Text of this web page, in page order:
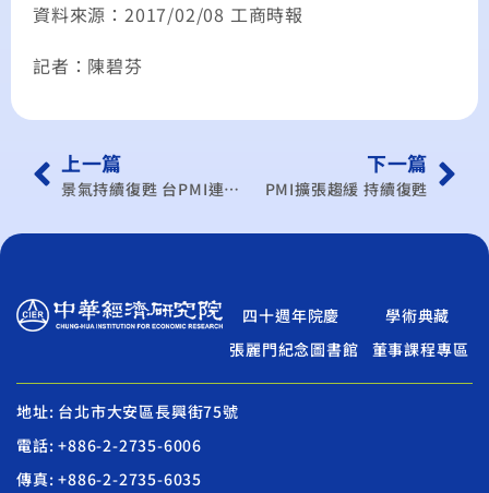
資料來源：2017/02/08 工商時報
記者：陳碧芬
上一篇
景氣持續復甦 台PMI連11月擴張
下一篇
PMI擴張趨緩 持續復甦
四十週年院慶
學術典藏
張麗門紀念圖書館
董事課程專區
地址: 台北市大安區長興街75號
電話: +886-2-2735-6006
傳真: +886-2-2735-6035